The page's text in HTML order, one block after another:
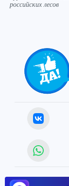
российских лесов